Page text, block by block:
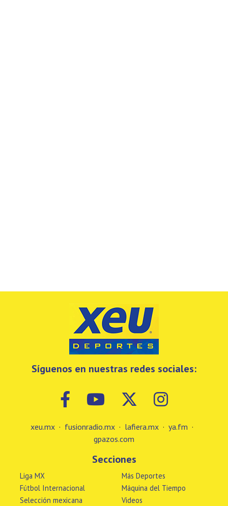
Síguenos en nuestras redes sociales:
xeu.mx · fusionradio.mx · lafiera.mx · ya.fm ·
gpazos.com
Secciones
Liga MX
Fútbol Internacional
Selección mexicana
Más Deportes
Máquina del Tiempo
Videos